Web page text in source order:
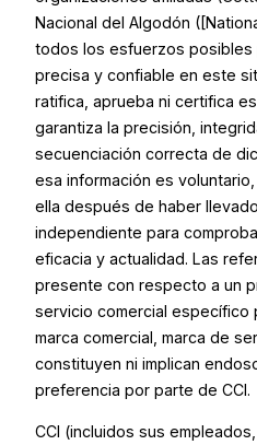
Nacional del Algodón
todos los esfuerzos posibles
precisa y confiable en este
ratifica, aprueba ni certifica
garantiza la precisión,
secuenciación correcta de
esa información es
ella después de haber
independiente para
eficacia y actualidad. Las
presente con respecto a un
servicio comercial específico
marca comercial, marca de
constituyen ni implican
preferencia por parte de CCI.
CCI (incluidos sus